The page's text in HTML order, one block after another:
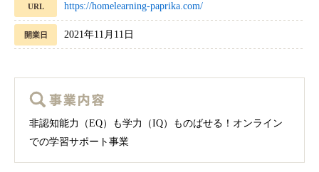
URL https://homelearning-paprika.com/
開業日 2021年11月11日
非認知能力（EQ）も学力（IQ）ものばせる！オンライン
での学習サポート事業